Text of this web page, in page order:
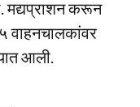
मद्यप्राशन करून
वाहनचालकांवर
आली.